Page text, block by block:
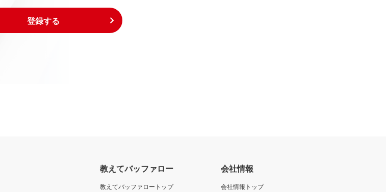
登録する
教えてバッファロー
教えてバッファロートップ
会社情報
会社情報トップ